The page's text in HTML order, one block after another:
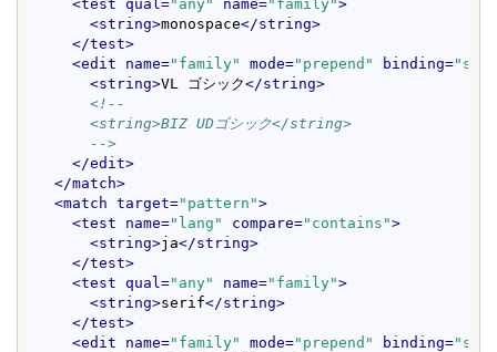
<test qual ="any" name="family">
<string>monospace</string>
</test>
<edit name="family" mode="prepend" binding=
<string>VL ゴシック</string>
<!--
      <string>BIZ UDゴシック</string>
      -->
</edit>
</match>
<match target="pattern">
<test name="lang" compare="contains">
<string>ja</string>
</test>
<test qual ="any" name="family">
<string>serif</string>
</test>
<edit name="family" mode="prepend" binding=